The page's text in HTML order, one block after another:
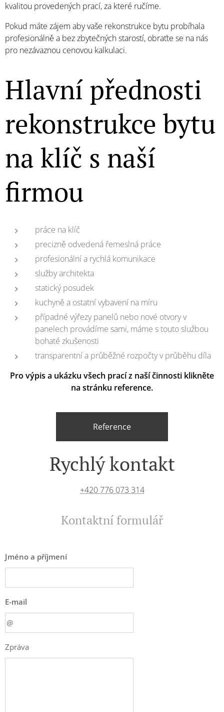
kvalitou provedených prací, za které ručíme.
Pokud máte zájem aby vaše rekonstrukce bytu probíhala
profesionálně a bez zbytečných starostí, obraťte se na nás
pro nezávaznou cenovou kalkulaci.
Hlavní přednosti
rekonstrukce bytu
na klíč s naší
firmou
práce na klíč
precizně odvedená řemeslná práce
profesionální a rychlá komunikace
služby architekta
statický posudek
kuchyně a ostatní vybavení na míru
případné výřezy panelů nebo nové otvory v
panelech provádíme sami, máme s touto službou
bohaté zkušenosti
transparentní a průběžné rozpočty v průběhu díla
Pro výpis a ukázku všech prací z naší činnosti klikněte
na stránku reference.
Reference
Rychlý kontakt
+420 776 073 314
Kontaktní formulář
Jméno a příjmení
E-mail
Zpráva